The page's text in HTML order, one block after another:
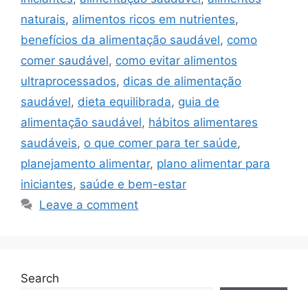
naturais, alimentos ricos em nutrientes,
benefícios da alimentação saudável, como
comer saudável, como evitar alimentos
ultraprocessados, dicas de alimentação
saudável, dieta equilibrada, guia de
alimentação saudável, hábitos alimentares
saudáveis, o que comer para ter saúde,
planejamento alimentar, plano alimentar para
iniciantes, saúde e bem-estar
Leave a comment
Search